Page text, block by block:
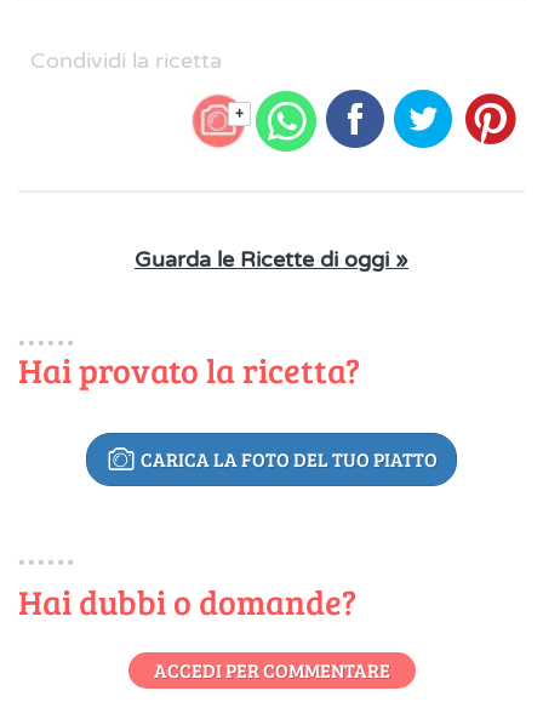
Condividi la ricetta
+
Guarda le Ricette di oggi »
Hai provato la ricetta?
CARICA LA FOTO DEL TUO PIATTO
Hai dubbi o domande?
ACCEDI PER COMMENTARE